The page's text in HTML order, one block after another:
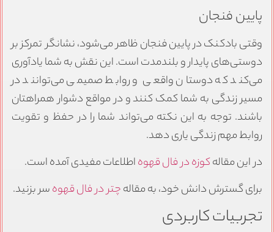
پایین فنجان
وقتی بادکنک در پایین فنجان ظاهر می‌شود، نشانگر تمرکز بر
دوستی‌های پایدار و بلندمدت است. این نقش به شما یادآوری
می‌کند که دوستان واقعی و روابط صمیمی می‌توانند در
مسیر زندگی به شما کمک کنند و در مواقع دشوار همراهتان
باشند. توجه به این نکته می‌تواند شما را در حفظ و تقویت
روابط مهم زندگی یاری دهد.
در این مقالهکوزه در فال قهوهاطلاعات مفیدی آمده است.
برای گسترش دانش خود، به مقالهچتر در فال قهوهسر بزنید.
تجربیات کاربردی